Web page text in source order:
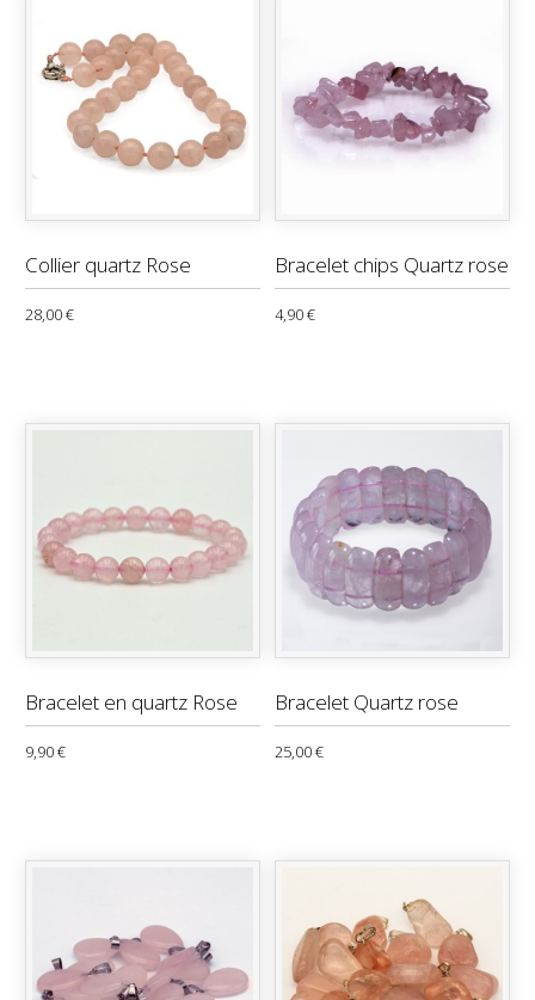
Collier quartz Rose
28,00 €
Bracelet chips Quartz rose
4,90 €
Bracelet en quartz Rose
9,90 €
Bracelet Quartz rose
25,00 €